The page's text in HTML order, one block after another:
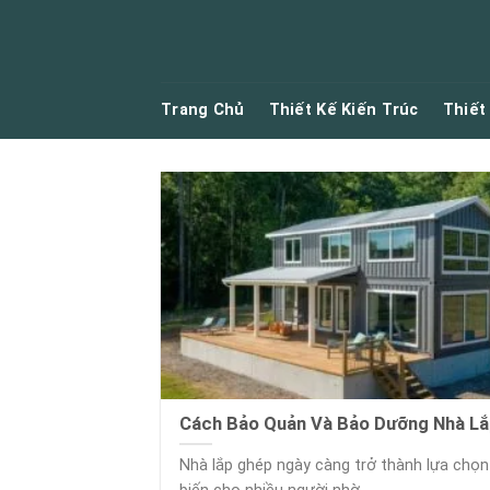
Trang Chủ Thiết Kế Kiến Trúc Thiết
Cách Bảo Quản Và Bảo Dưỡng Nhà
Nhà lắp ghép ngày càng trở thành lựa